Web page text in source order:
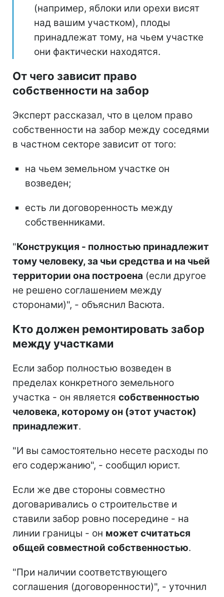
(например, яблоки или орехи висят
над вашим участком), плоды
принадлежат тому, на чьем участке
они фактически находятся.
От чего зависит право
собственности на забор
Эксперт рассказал, что в целом право
собственности на забор между соседями
в частном секторе зависит от того:
на чьем земельном участке он
возведен;
есть ли договоренность между
собственниками.
"Конструкция - полностью принадлежит
тому человеку, за чьи средства и на чьей
территории она построена (если другое
не решено соглашением между
сторонами)", - объяснил Васюта.
Кто должен ремонтировать забор
между участками
Если забор полностью возведен в
пределах конкретного земельного
участка - он является собственностью
человека, которому он (этот участок)
принадлежит.
"И вы самостоятельно несете расходы по
его содержанию", - сообщил юрист.
Если же две стороны совместно
договаривались о строительстве и
ставили забор ровно посередине - на
линии границы - он может считаться
общей совместной собственностью.
"При наличии соответствующего
соглашения (договоренности)", - уточнил